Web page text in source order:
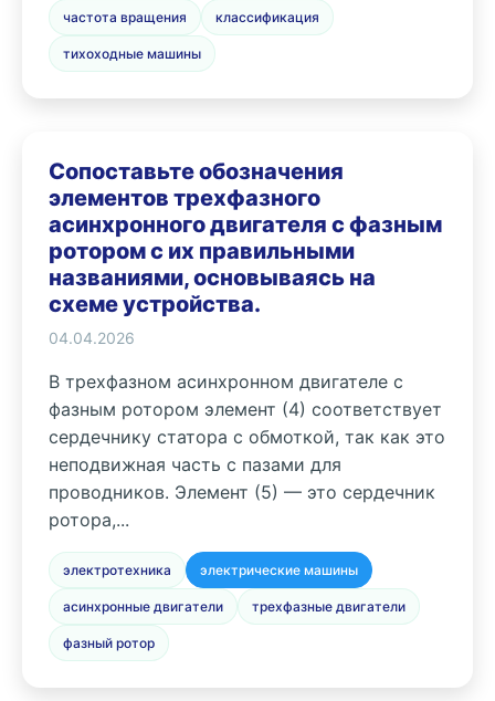
частота вращения классификация
тихоходные машины
Сопоставьте обозначения
элементов трехфазного
асинхронного двигателя с фазным
ротором с их правильными
названиями, основываясь на
схеме устройства.
04.04.2026
В трехфазном асинхронном двигателе с
фазным ротором элемент (4) соответствует
сердечнику статора с обмоткой, так как это
неподвижная часть с пазами для
проводников. Элемент (5) — это сердечник
ротора,...
электротехника электрические машины
асинхронные двигатели трехфазные двигатели
фазный ротор